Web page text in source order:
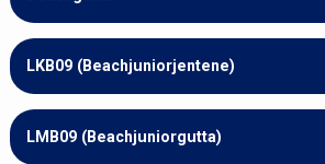
LKB09 (Beachjuniorjentene)
LMB09 (Beachjuniorgutta)